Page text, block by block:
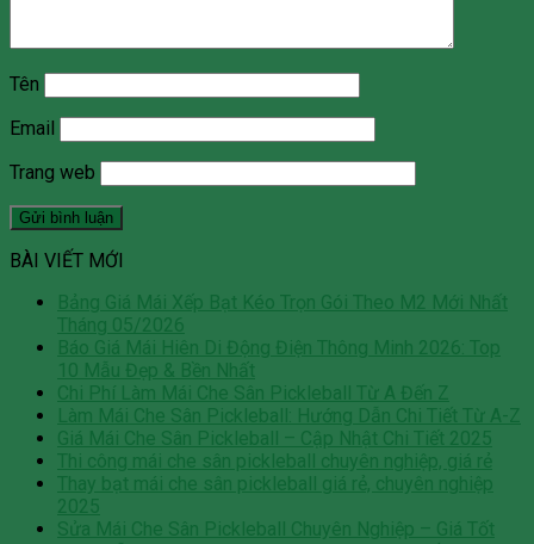
Tên
Email
Trang web
BÀI VIẾT MỚI
Bảng Giá Mái Xếp Bạt Kéo Trọn Gói Theo M2 Mới Nhất
Tháng 05/2026
Báo Giá Mái Hiên Di Động Điện Thông Minh 2026: Top
10 Mẫu Đẹp & Bền Nhất
Chi Phí Làm Mái Che Sân Pickleball Từ A Đến Z
Làm Mái Che Sân Pickleball: Hướng Dẫn Chi Tiết Từ A-Z
Giá Mái Che Sân Pickleball – Cập Nhật Chi Tiết 2025
Thi công mái che sân pickleball chuyên nghiệp, giá rẻ
Thay bạt mái che sân pickleball giá rẻ, chuyên nghiệp
2025
Sửa Mái Che Sân Pickleball Chuyên Nghiệp – Giá Tốt